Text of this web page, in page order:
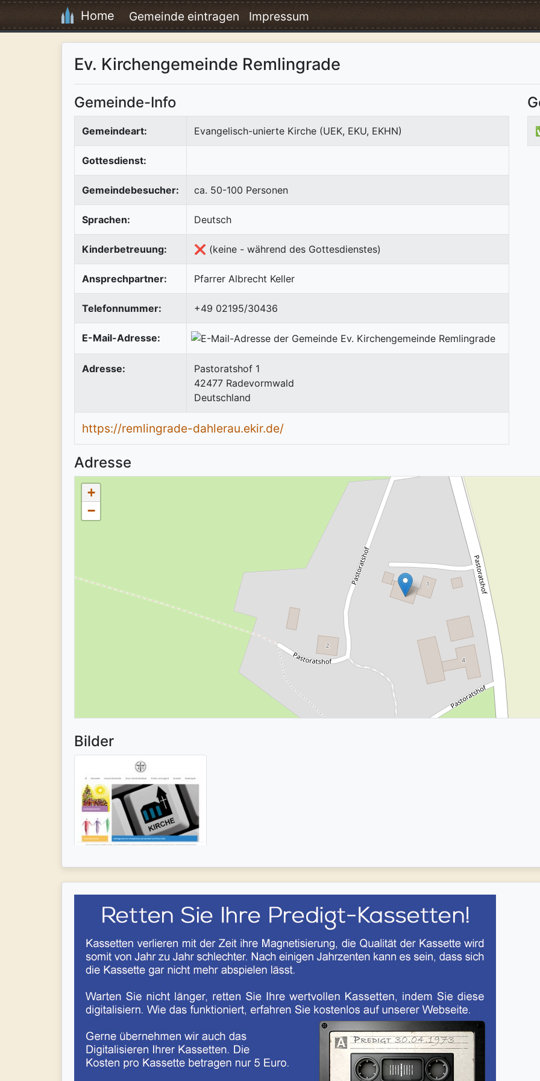
Home Gemeinde eintragen Impressum
Ev. Kirchengemeinde Remlingrade
Gemeinde-Info
Gemeindeart: Evangelisch-unierte Kirche (UEK, EKU, EKHN)
Gottesdienst:
Gemeindebesucher: ca. 50-100 Personen
Sprachen: Deutsch
Kinderbetreuung: ❌ (keine - während des Gottesdienstes)
Ansprechpartner: Pfarrer Albrecht Keller
Telefonnummer: +49 02195/30436
E-Mail-Adresse:
Adresse:
Pastoratshof 1
42477 Radevormwald
Deutschland
https://remlingrade-dahlerau.ekir.de/
Adresse
+
−
Bilder